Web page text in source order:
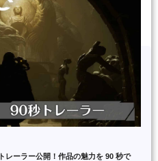
レーラー公開！作品の魅力を 90 秒で